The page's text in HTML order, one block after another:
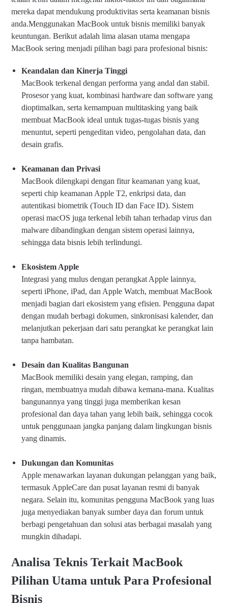
mereka dapat mendukung produktivitas serta keamanan bisnis
anda.Menggunakan MacBook untuk bisnis memiliki banyak
keuntungan. Berikut adalah lima alasan utama mengapa
MacBook sering menjadi pilihan bagi para profesional bisnis:
Keandalan dan Kinerja Tinggi
MacBook terkenal dengan performa yang andal dan stabil.
Prosesor yang kuat, kombinasi hardware dan software yang
dioptimalkan, serta kemampuan multitasking yang baik
membuat MacBook ideal untuk tugas-tugas bisnis yang
menuntut, seperti pengeditan video, pengolahan data, dan
desain grafis.
Keamanan dan Privasi
MacBook dilengkapi dengan fitur keamanan yang kuat,
seperti chip keamanan Apple T2, enkripsi data, dan
autentikasi biometrik (Touch ID dan Face ID). Sistem
operasi macOS juga terkenal lebih tahan terhadap virus dan
malware dibandingkan dengan sistem operasi lainnya,
sehingga data bisnis lebih terlindungi.
Ekosistem Apple
Integrasi yang mulus dengan perangkat Apple lainnya,
seperti iPhone, iPad, dan Apple Watch, membuat MacBook
menjadi bagian dari ekosistem yang efisien. Pengguna dapat
dengan mudah berbagi dokumen, sinkronisasi kalender, dan
melanjutkan pekerjaan dari satu perangkat ke perangkat lain
tanpa hambatan.
Desain dan Kualitas Bangunan
MacBook memiliki desain yang elegan, ramping, dan
ringan, membuatnya mudah dibawa kemana-mana. Kualitas
bangunannya yang tinggi juga memberikan kesan
profesional dan daya tahan yang lebih baik, sehingga cocok
untuk penggunaan jangka panjang dalam lingkungan bisnis
yang dinamis.
Dukungan dan Komunitas
Apple menawarkan layanan dukungan pelanggan yang baik,
termasuk AppleCare dan pusat layanan resmi di banyak
negara. Selain itu, komunitas pengguna MacBook yang luas
juga menyediakan banyak sumber daya dan forum untuk
berbagi pengetahuan dan solusi atas berbagai masalah yang
mungkin dihadapi.
Analisa Teknis Terkait MacBook
Pilihan Utama untuk Para Profesional
Bisnis